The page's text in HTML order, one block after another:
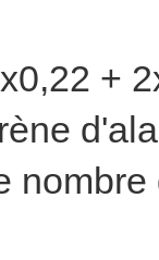
+